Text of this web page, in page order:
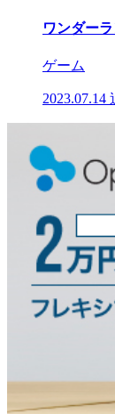
ワンダー
ゲーム
2023.07.14